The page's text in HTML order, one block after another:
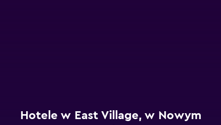
Hotele w East Village, w Nowym